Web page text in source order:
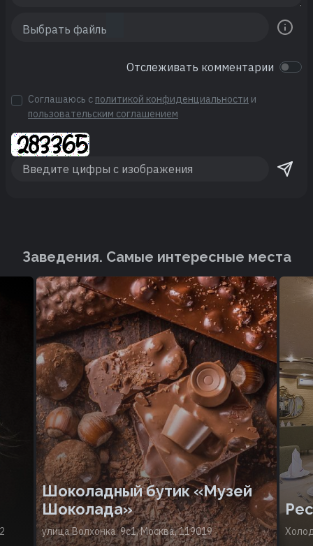
Отслеживать комментарии
Соглашаюсь с политикой конфиденциальности и
пользовательским соглашением
Заведения. Cамые интересные места
Шоколадный бутик «Музей
Шоколада»
улица Волхонка, 9с1, Москва, 119019